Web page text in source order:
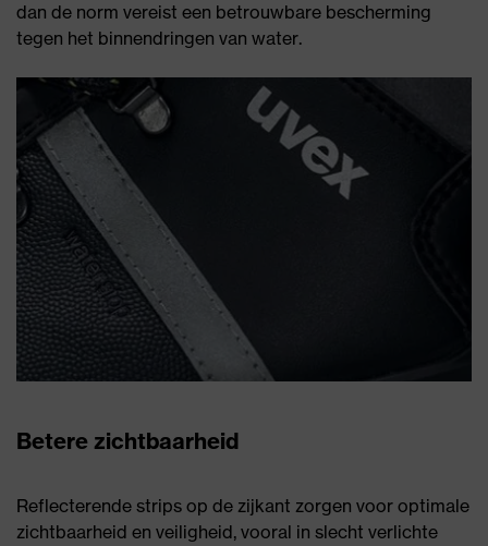
dan de norm vereist een betrouwbare bescherming
tegen het binnendringen van water.
Betere zichtbaarheid
Reflecterende strips op de zijkant zorgen voor optimale
zichtbaarheid en veiligheid, vooral in slecht verlichte